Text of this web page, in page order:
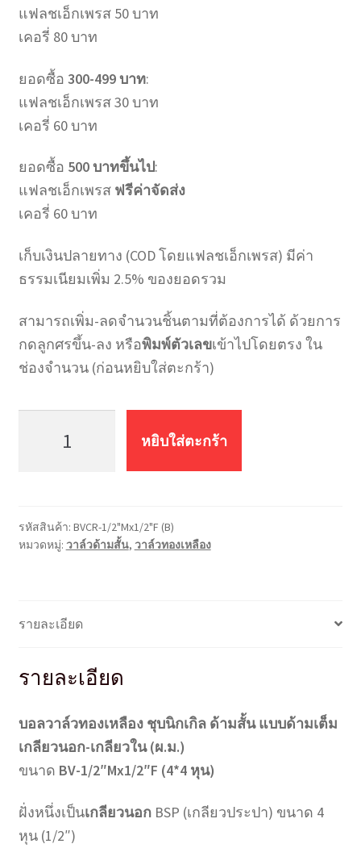
แฟลชเอ็กเพรส 50 บาท
เคอรี่ 80 บาท
ยอดซื้อ 300-499 บาท:
แฟลชเอ็กเพรส 30 บาท
เคอรี่ 60 บาท
ยอดซื้อ 500 บาทขึ้นไป:
แฟลชเอ็กเพรส ฟรีค่าจัดส่ง
เคอรี่ 60 บาท
เก็บเงินปลายทาง (COD โดยแฟลชเอ็กเพรส) มีค่า
ธรรมเนียมเพิ่ม 2.5% ของยอดรวม
สามารถเพิ่ม-ลดจำนวนชิ้นตามที่ต้องการได้ ด้วยการ
กดลูกศรขึ้น-ลง หรือพิมพ์ตัวเลขเข้าไปโดยตรง ใน
ช่องจำนวน (ก่อนหยิบใส่ตะกร้า)
(ด้าม
สั้น)
หุน)
หยิบใส่ตะกร้า
รหัสสินค้า: BVCR-1/2"Mx1/2"F (B)
หมวดหมู่: วาล์วด้ามสั้น, วาล์วทองเหลือง
รายละเอียด
รายละเอียด
บอลวาล์วทองเหลือง ชุบนิกเกิล ด้ามสั้น แบบด้ามเต็ม
เกลียวนอก-เกลียวใน (ผ.ม.)
ขนาด BV-1/2″Mx1/2″F (4*4 หุน)
ฝั่งหนึ่งเป็นเกลียวนอกBSP (เกลียวประปา) ขนาด 4
หุน (1/2″)